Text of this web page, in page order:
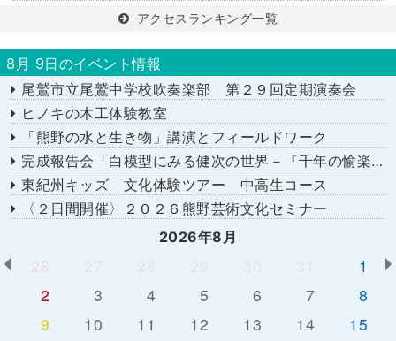
アクセスランキング一覧
8月 9日のイベント情報
尾鷲市立尾鷲中学校吹奏楽部 第２９回定期演奏会
ヒノキの木工体験教室
「熊野の水と生き物」講演とフィールドワーク
完成報告会「白模型にみる健次の世界－『千年の愉楽』『奇蹟』より－」
東紀州キッズ 文化体験ツアー 中高生コース
〈２日間開催〉２０２６熊野芸術文化セミナー
2026年8月
26
1
2
3 4 5 6 7
8
9
10 11 12 13 14
15